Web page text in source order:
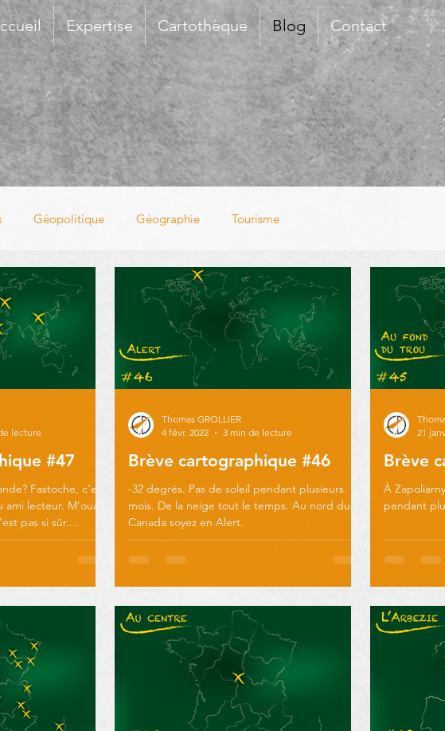
Expertise Cartothèque Blog Contact
Géopolitique Géographie Tourisme
#47
Fastoche, c’est
lecteur. M’ouais
pas si sûr....
lecture
Brève cartographique #46
-32 degrés. Pas de soleil pendant plusieurs
mois. De la neige tout le temps. Au nord du
Canada soyez en Alert.
Thomas GROLLIER
4 févr. 2022
3 min de lecture
Brève
À
pendant
21